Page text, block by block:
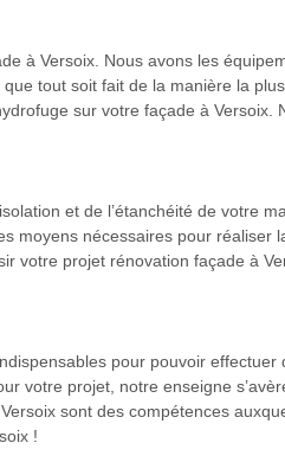
à Versoix. Nous avons les
tout soit fait de la manière la
sur votre façade à Versoix.
et de l’étanchéité de votre
moyens nécessaires pour réaliser
votre projet rénovation façade à
pour pouvoir effectuer
votre projet, notre enseigne
sont des compétences
!